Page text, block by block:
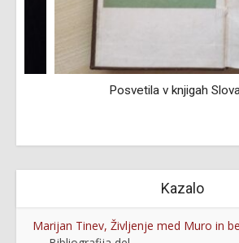
Posvetila v knjigah
Kazalo
Marijan Tinev, Življenje med Muro in